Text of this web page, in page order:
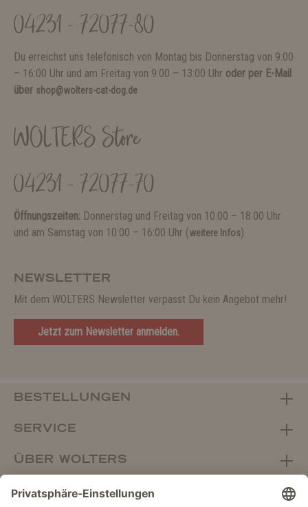
04231 - 72077-80
Du erreichst uns telefonisch von Montag bis Donnerstag von 9:00
– 16:00 Uhr und am Freitag von 9:00 – 13:00 Uhr oder per E-Mail
über shop@wolters-cat-dog.de
WOLTERS Store
04231 - 72077-70
Öffnungszeiten: Donnerstag und Freitag von 10:00 – 18:00 Uhr
und am Samstag von 10:00 – 16:00 Uhr (weitere Infos)
NEWSLETTER
Mit dem WOLTERS Newsletter verpasst Du kein Angebot mehr!
Jetzt zum Newsletter anmelden.
BESTELLUNGEN
SERVICE
ÜBER WOLTERS
FACHHANDEL